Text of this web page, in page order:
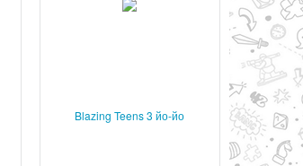
Blazing Teens 3 йо-йо